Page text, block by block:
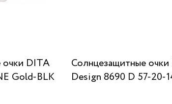
очки DITA
Gold-BLK
Солнцезащитные очки
Design 8690 D 57-20-